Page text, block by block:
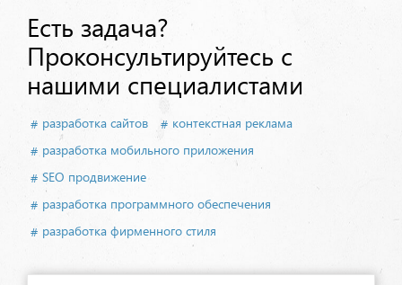
Есть задача?
Проконсультируйтесь с
нашими специалистами
разработка сайтов
контекстная реклама
разработка мобильного приложения
SEO продвижение
разработка программного обеспечения
разработка фирменного стиля